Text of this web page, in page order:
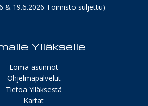
& 19.6.2026 Toimisto suljettu)
Ylläkselle
Loma-asunnot
Ohjelmapalvelut
Tietoa Ylläksestä
Kartat